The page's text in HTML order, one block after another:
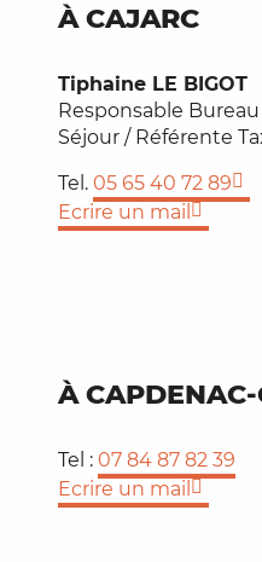
À CAJARC
Tiphaine LE BIGOT
Responsable
Séjour / Référente
Tel. 05 65 40 72 89
Ecrire un mail
À CAPDENAC-
Tel : 07 84 87 82 39
Ecrire un mail